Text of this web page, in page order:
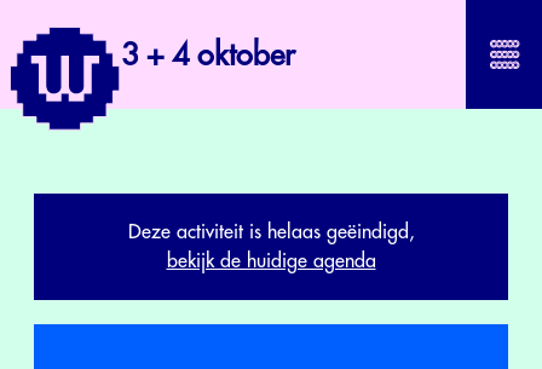
3 + 4 oktober
Deze activiteit is helaas geëindigd,
bekijk de huidige agenda